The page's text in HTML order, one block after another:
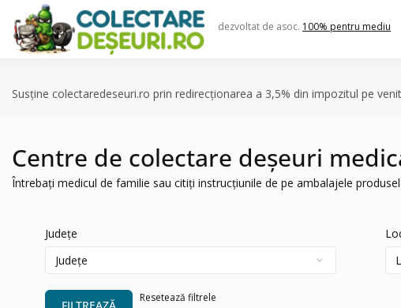
content
dezvoltat de asoc. 100% pentru mediu
Susține colectaredeseuri.ro prin redirecționarea a 3,5% din impozitul pe
Centre de colectare deșeuri
Întrebați medicul de familie sau citiți instrucțiunile de pe ambalajele
Județe
Resetează filtrele